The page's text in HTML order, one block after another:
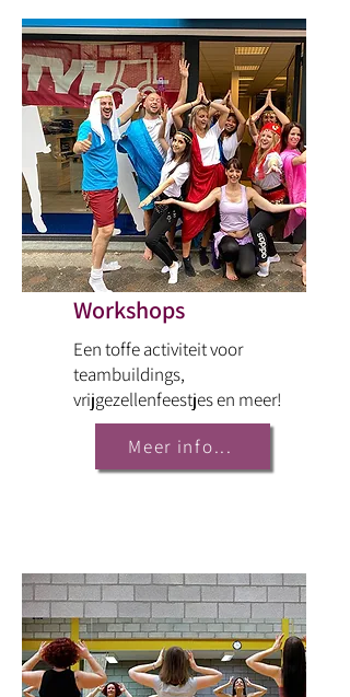
Workshops
Een toffe activiteit voor
teambuildings,
vrijgezellenfeestjes en meer!
Meer info...